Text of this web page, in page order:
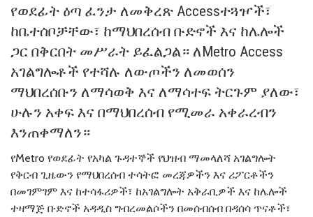
የወደፊት ዕጣ ፈንታ ለመቅረጽ Accessተጓዦች፣
ከቤተሰቦቻቸው፣ ከማህበረሰብ ቡድኖች እና ከሌሎች
ጋር በቅርበት መሥራት ይፈልጋል። ለMetro Access
አገልግሎቶች የተሻሉ ለውጦችን ለመወሰን
ማህበረሰቡን ለማሳወቅ እና ለማሳተፍ ትርጉም ያለው፣
ሁሉን አቀፍ እና በማህበረሰብ የሚመራ አቀራረብን
እንጠቀማለን።
የMetro የወደፊት የአካል ጉዳተኞች የህዝብ ማመላለሻ አገልግሎት
የቅርብ ጊዜውን የማህበረሰብ ተሳትፎ መረጃዎችን እና ሪፖርቶችን
በመገምገም እና ከተሳፋሪዎች፣ ከአገልግሎት አቅራቢዎች እና ከሌሎች
ተዛማጅ ቡድኖች አዳዲስ ግብረመልሶችን በመሰብሰብ በዳሰሳ ጥናቶች፣